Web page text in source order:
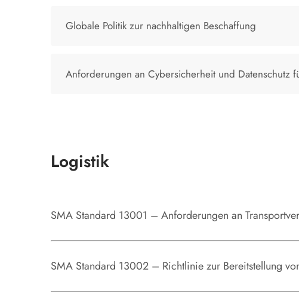
Globale Politik zur nachhaltigen Beschaffung
Anforderungen an Cybersicherheit und Datenschutz
Logistik
SMA Standard 13001 – Anforderungen an
Revision 01, 2024-07-01, Sprache: Deutsch / Englisch
SMA Standard 13001-01.pdf
SMA Standard 13002 – Richtlinie zur Bereitstellung